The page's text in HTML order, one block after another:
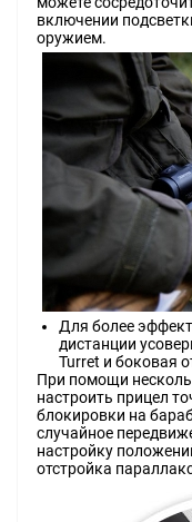
включении
оружием.
Для более
дистанции
Turret и боковая
При помощи
настроить прицел
блокировки на
случайное
настройку
отстройка